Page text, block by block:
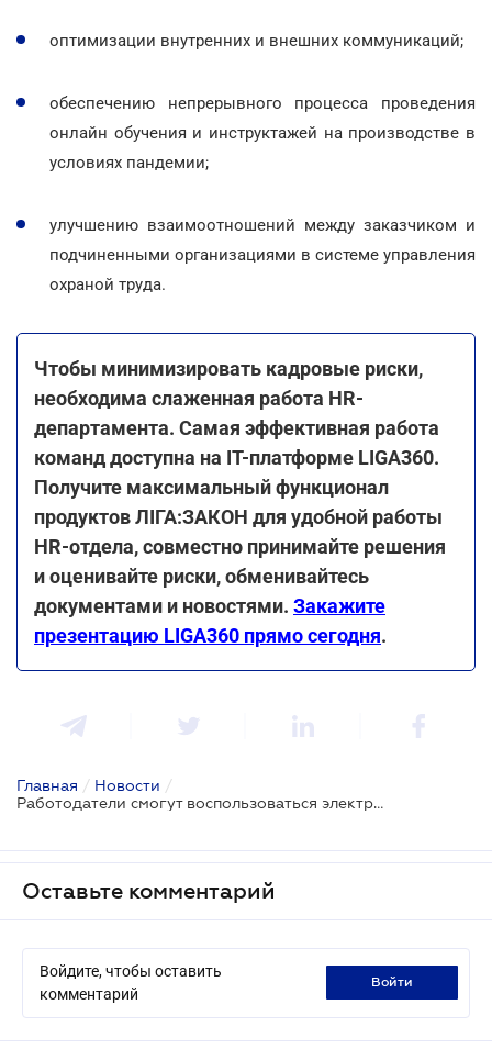
оптимизации внутренних и внешних коммуникаций;
обеспечению непрерывного процесса проведения
онлайн обучения и инструктажей на производстве в
условиях пандемии;
улучшению взаимоотношений между заказчиком и
подчиненными организациями в системе управления
охраной труда.
Чтобы минимизировать кадровые риски,
необходима слаженная работа HR-
департамента. Самая эффективная работа
команд доступна на ІТ-платформе LIGA360.
Получите максимальный функционал
продуктов ЛІГА:ЗАКОН для удобной работы
HR-отдела, совместно принимайте решения
и оценивайте риски, обменивайтесь
документами и новостями. Закажите
презентацию LIGA360 прямо сегодня.
Главная / Новости /
Работодатели смогут воспользоваться электронным документооборотом для управления охраной труда
Оставьте комментарий
Войдите, чтобы оставить
комментарий
войти